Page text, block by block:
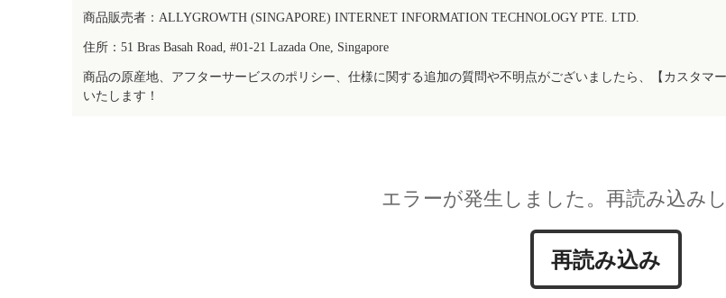
商品販売者：ALLYGROWTH (SINGAPORE) INTERNET INFORMATION TECHNOLOGY PTE. LTD.
住所：51 Bras Basah Road, #01-21 Lazada One, Singapore
商品の原産地、アフターサービスのポリシー、仕様に関する追加の質問や不明点がございましたら、【カスタ
いたします！
エラーが発生しました。再読み込み
再読み込み